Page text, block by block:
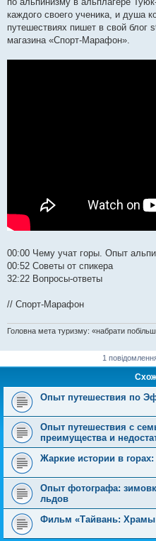
каждого своего ученика, и душа
путешествиях пишет в свой блог
магазина «Спорт-Марафон».
00:00​ Чему учат горы. Опыт
00:52​ Советы от спикера
32:22​ Вопросы-ответы
// Спорт-Марафон
Головна мета туризму: «набрати
1
Опыт путешествия по
Опыт путешествия с
преимущества и
Жаркие истории в
Опыт фотографа:
льдов
Фильм «Тайвань: Храмы